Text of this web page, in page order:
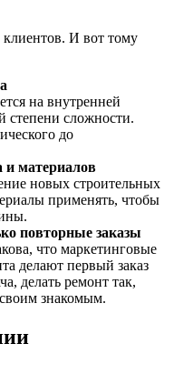
клиентов. И вот тому
на внутренней
степени сложности.
до
и материалов
новых строительных
применять, чтобы
повторные заказы
что маркетинговые
делают первый заказ
делать ремонт так,
знакомым.